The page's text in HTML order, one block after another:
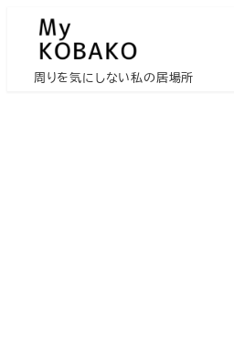
周りを気にしない私の居場所